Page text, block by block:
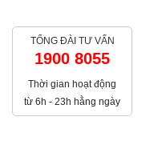
TỔNG ĐÀI TƯ VẤN
1900 8055
Thời gian hoạt động
từ 6h - 23h hằng ngày